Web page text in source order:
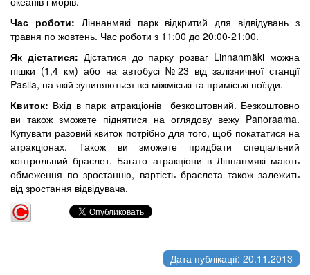
Час роботи: Ліннанмякі парк відкритий для відвідувань з
травня по жовтень. Час роботи з 11:00 до 20:00-21:00.
Як дістатися: Дістатися до парку розваг Linnanmäki можна
пішки (1,4 км) або на автобусі №23 від залізничної станції
Pasila, на якій зупиняються всі міжміські та приміські поїзди.
Квиток: Вхід в парк атракціонів безкоштовний. Безкоштовно
ви також зможете піднятися на оглядову вежу Panoraama.
Купувати разовий квиток потрібно для того, щоб покататися на
атракціонах. Також ви зможете придбати спеціальний
контрольний браслет. Багато атракціони в Ліннанмякі мають
обмеження по зростанню, вартість браслета також залежить
від зростання відвідувача.
Дата публікації: 20.11.2013